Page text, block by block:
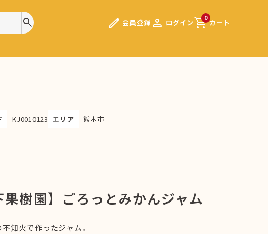
search edit 会員登録 person ログイン 0
shopping_cartカート
KJ0010123 エリア 熊本市
果樹園】ごろっとみかんジャム
知火で作ったジャム。